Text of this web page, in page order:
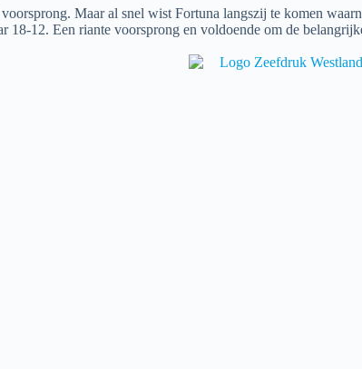
Maar al snel wist Fortuna langszij te komen
18-12. Een riante voorsprong en voldoende om de